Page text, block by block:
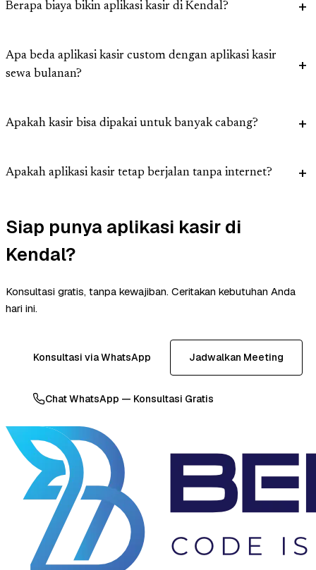
Berapa biaya bikin aplikasi kasir di Kendal?
Apa beda aplikasi kasir custom dengan aplikasi kasir
sewa bulanan?
Apakah kasir bisa dipakai untuk banyak cabang?
Apakah aplikasi kasir tetap berjalan tanpa internet?
Siap punya aplikasi kasir di
Kendal?
Konsultasi gratis, tanpa kewajiban. Ceritakan kebutuhan Anda
hari ini.
Konsultasi via WhatsApp Jadwalkan Meeting
Chat WhatsApp — Konsultasi Gratis